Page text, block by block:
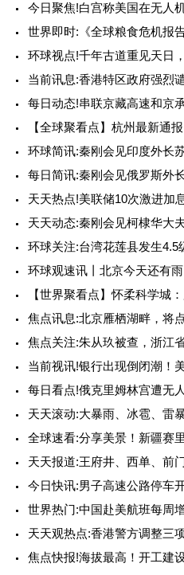
今日聚焦!白宫称美国在无人
世界即时:《全球粮食危机报
环球视点!千年古道重见天日
当前讯息:香港特区政府强烈
每日动态!串联京藏高速和
【全球聚看点】杭州最新通
环球简讯:秦刚会见印度外长
每日简讯:秦刚会见俄罗斯外
天天热点!美联储10次激进加
天天动态:秦刚会见柯棣华大
环球关注:台湾花莲县发生4.5
环球观速讯丨北京今天还有
【世界聚看点】怀柔科学城
焦点讯息:北京雁栖湖畔，将
焦点关注:朱从玖被查，浙江
当前视讯!银行出现倒闭潮！
每日看点!俄克里姆林宫遭无
天天滚动:大暴雨、冰雹、
全球速看:分享美景！新疆赛
天天报道:王府井、西单、前
今日快讯:男子高速公路停车
世界热门:中国赴美航班每周
天天观热点:香港警方调整三
焦点快报!海拔最高！开工建